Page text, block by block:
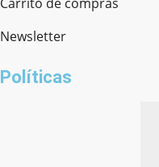
Newsletter
Políticas